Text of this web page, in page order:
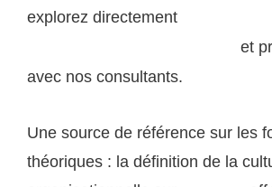
explorez directement
et
avec nos consultants.
Une source de référence sur les
théoriques : la définition de la